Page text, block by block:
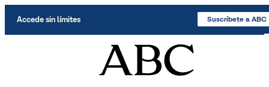
Accede sin límites Suscríbete a ABC